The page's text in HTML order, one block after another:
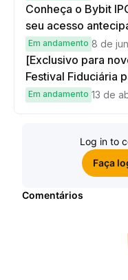
Conheça o Bybit
seu acesso
globais
Em andamento 8 de
[Exclusivo para
Festival Fiduciária
complete tarefas
Em andamento 13 de
Log in to
Faça
Comentários